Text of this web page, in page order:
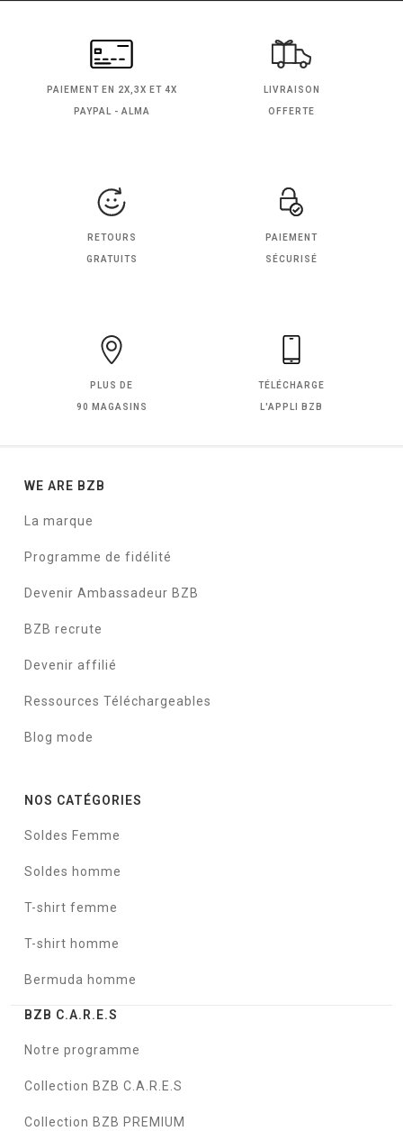
PAIEMENT EN 2X,3X ET 4X
PAYPAL - ALMA
LIVRAISON
OFFERTE
RETOURS
GRATUITS
PAIEMENT
SÉCURISÉ
PLUS DE
90 MAGASINS
TÉLÉCHARGE
L'APPLI BZB
WE ARE BZB
La marque
Programme de fidélité
Devenir Ambassadeur BZB
BZB recrute
Devenir affilié
Ressources Téléchargeables
Blog mode
NOS CATÉGORIES
Soldes Femme
Soldes homme
T-shirt femme
T-shirt homme
Bermuda homme
BZB C.A.R.E.S
Notre programme
Collection BZB C.A.R.E.S
Collection BZB PREMIUM